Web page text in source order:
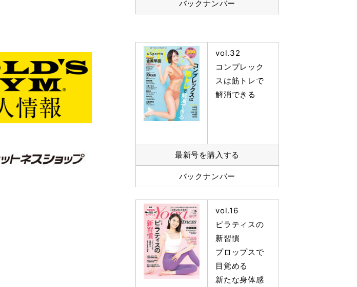
バックナンバー
vol.32
コンプレック
スは筋トレで
解消できる
最新号を購入する
バックナンバー
vol.16
ピラティスの
新習慣
プロップスで
目覚める
新たな身体感